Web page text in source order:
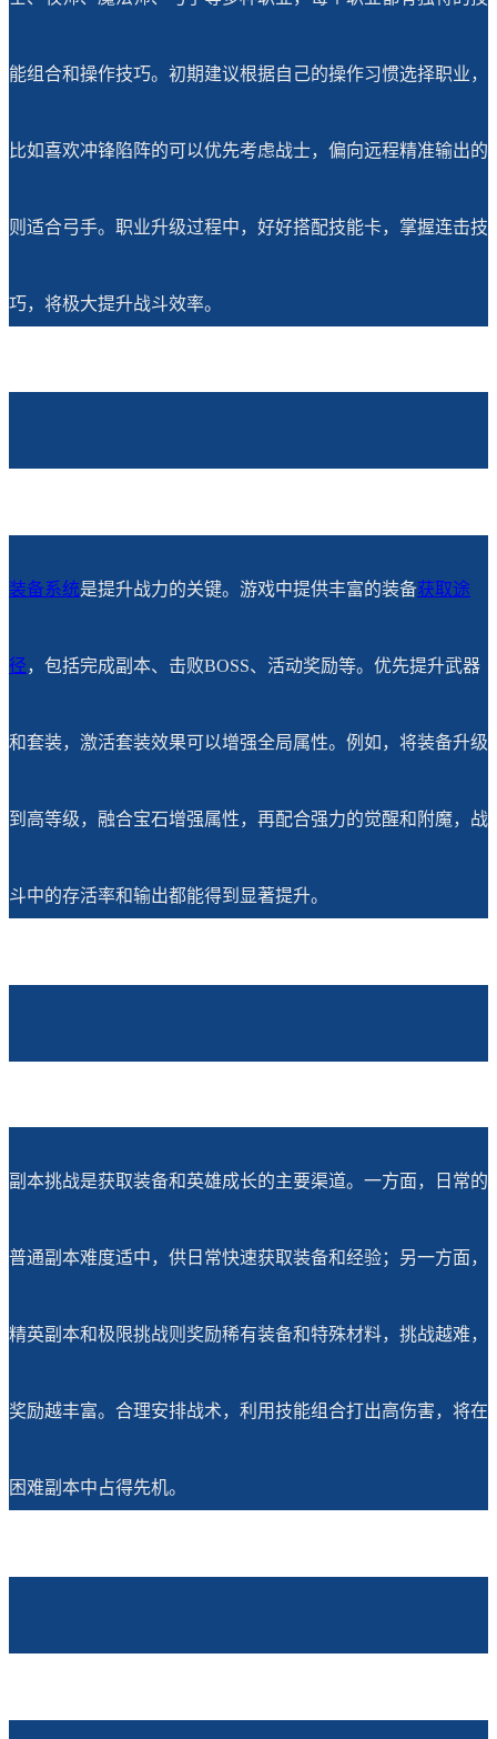
能组合和操作技巧。初期建议根据自己的操作习惯选择职业，
比如喜欢冲锋陷阵的可以优先考虑战士，偏向远程精准输出的
则适合弓手。职业升级过程中，好好搭配技能卡，掌握连击技
巧，将极大提升战斗效率。
装备系统是提升战力的关键。游戏中提供丰富的装备获取途
径，包括完成副本、击败BOSS、活动奖励等。优先提升武器
和套装，激活套装效果可以增强全局属性。例如，将装备升级
到高等级，融合宝石增强属性，再配合强力的觉醒和附魔，战
斗中的存活率和输出都能得到显著提升。
副本挑战是获取装备和英雄成长的主要渠道。一方面，日常的
普通副本难度适中，供日常快速获取装备和经验；另一方面，
精英副本和极限挑战则奖励稀有装备和特殊材料，挑战越难，
奖励越丰富。合理安排战术，利用技能组合打出高伤害，将在
困难副本中占得先机。